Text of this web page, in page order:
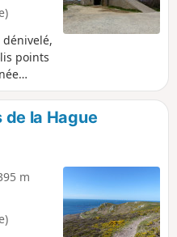
points
galets
et la
zone
de la Hague
m